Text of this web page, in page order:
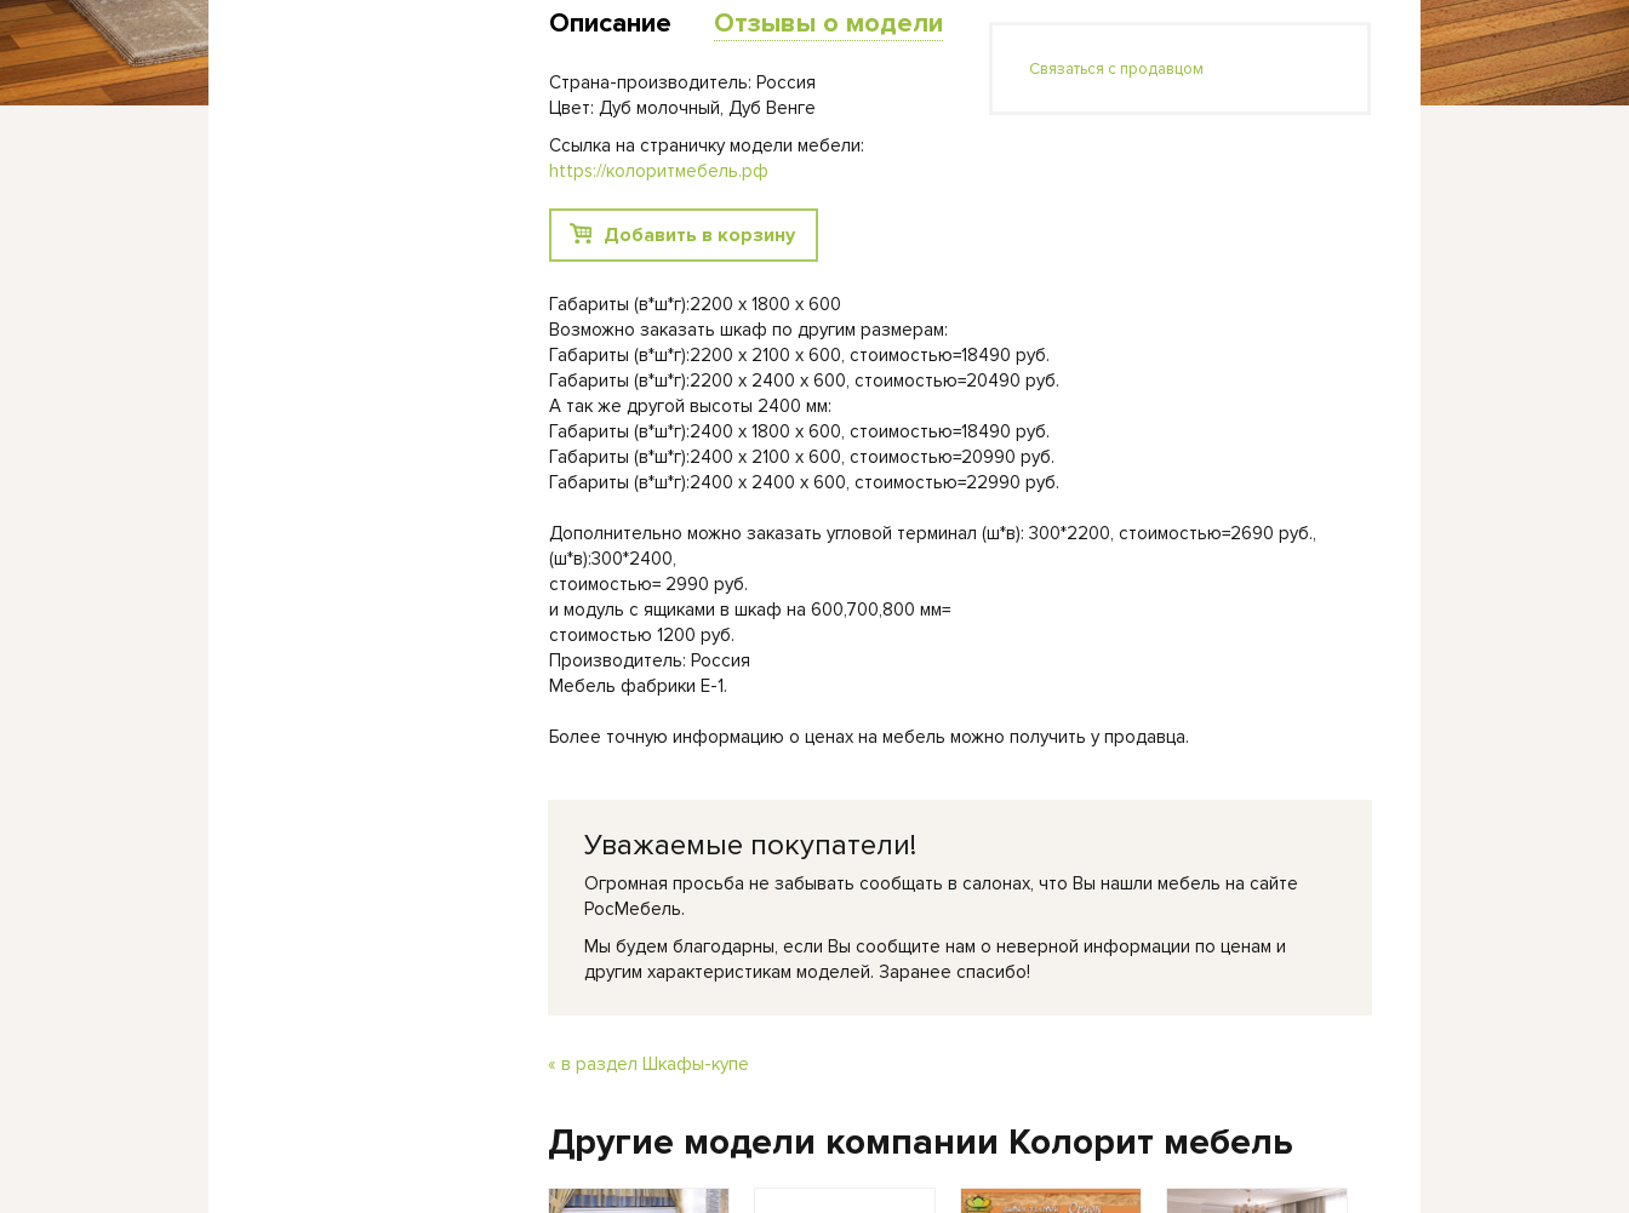
Описание Отзывы о модели
Связаться с продавцом
Страна-производитель: Россия
Цвет: Дуб молочный, Дуб Венге
Ссылка на страничку модели мебели:
https://колоритмебель.рф
Добавить в корзину
Габариты (в*ш*г):2200 x 1800 x 600
Возможно заказать шкаф по другим размерам:
Габариты (в*ш*г):2200 x 2100 x 600, стоимостью=18490 руб.
Габариты (в*ш*г):2200 x 2400 x 600, стоимостью=20490 руб.
А так же другой высоты 2400 мм:
Габариты (в*ш*г):2400 x 1800 x 600, стоимостью=18490 руб.
Габариты (в*ш*г):2400 x 2100 x 600, стоимостью=20990 руб.
Габариты (в*ш*г):2400 x 2400 x 600, стоимостью=22990 руб.
Дополнительно можно заказать угловой терминал (ш*в): 300*2200, стоимостью=2690 руб.,
(ш*в):300*2400,
стоимостью= 2990 руб.
и модуль с ящиками в шкаф на 600,700,800 мм=
стоимостью 1200 руб.
Производитель: Россия
Мебель фабрики Е-1.
Более точную информацию о ценах на мебель можно получить у продавца.
Уважаемые покупатели!
Огромная просьба не забывать сообщать в салонах, что Вы нашли мебель на сайте
РосМебель.
Мы будем благодарны, если Вы сообщите нам о неверной информации по ценам и
другим характеристикам моделей. Заранее спасибо!
« в раздел Шкафы-купе
Другие модели компании Колорит мебель